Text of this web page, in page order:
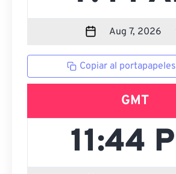
Copiar al portapapeles
GMT